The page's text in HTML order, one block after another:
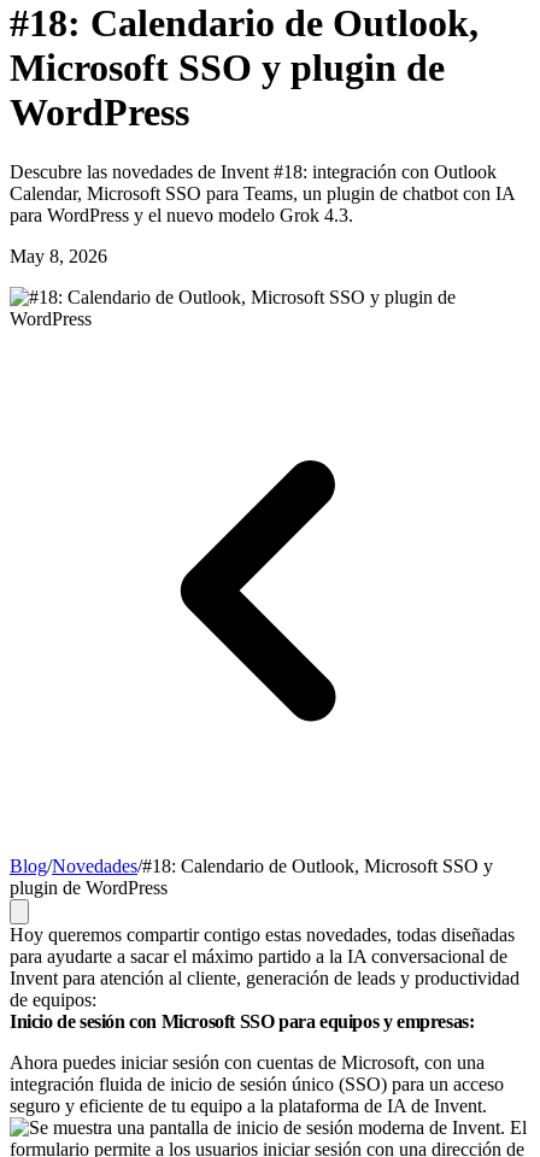
#18: Calendario de Outlook,
Microsoft SSO y plugin de
WordPress
Descubre las novedades de Invent #18: integración con Outlook
Calendar, Microsoft SSO para Teams, un plugin de chatbot con IA
para WordPress y el nuevo modelo Grok 4.3.
May 8, 2026
Blog/Novedades/#18: Calendario de Outlook, Microsoft SSO y
plugin de WordPress
Hoy queremos compartir contigo estas novedades, todas diseñadas
para ayudarte a sacar el máximo partido a la IA conversacional de
Invent para atención al cliente, generación de leads y productividad
de equipos:
Inicio de sesión con Microsoft SSO para equipos y empresas:
Ahora puedes iniciar sesión con cuentas de Microsoft, con una
integración fluida de inicio de sesión único (SSO) para un acceso
seguro y eficiente de tu equipo a la plataforma de IA de Invent.